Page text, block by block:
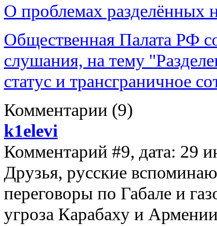
О проблемах разделённых
Общественная Палата РФ
слушания, на тему
статус и трансграничное
Комментарии (9)
k1elevi
Комментарий #9, дата: 29
Друзья, русские
переговоры по Габале и
угроза Карабаху и